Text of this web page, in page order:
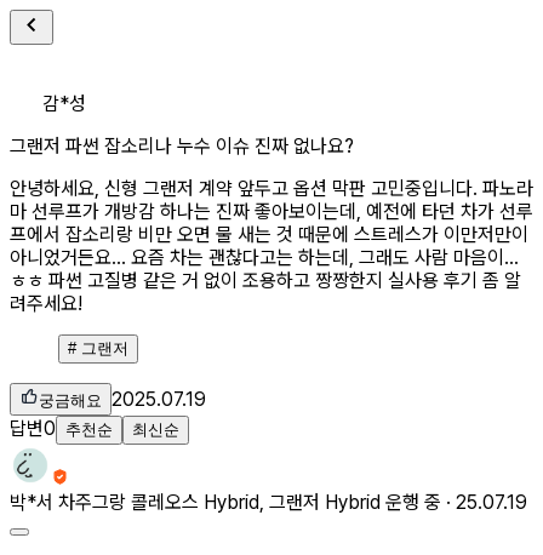
감*성
그랜저 파썬 잡소리나 누수 이슈 진짜 없나요?
안녕하세요, 신형 그랜저 계약 앞두고 옵션 막판 고민중입니다. 파노라
마 선루프가 개방감 하나는 진짜 좋아보이는데, 예전에 타던 차가 선루
프에서 잡소리랑 비만 오면 물 새는 것 때문에 스트레스가 이만저만이
아니었거든요... 요즘 차는 괜찮다고는 하는데, 그래도 사람 마음이...
ㅎㅎ 파썬 고질병 같은 거 없이 조용하고 짱짱한지 실사용 후기 좀 알
려주세요!
# 그랜저
궁금해요 2025.07.19
답변0 추천순 최신순
박*서 차주그랑 콜레오스 Hybrid, 그랜저 Hybrid 운행 중 · 25.07.19